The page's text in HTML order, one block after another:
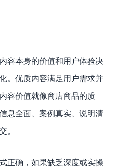
容本身的价值和用户体验决
。优质内容满足用户需求并
容价值就像商店商品的质
息全面、案例真实、说明清
。
正确，如果缺乏深度或实操